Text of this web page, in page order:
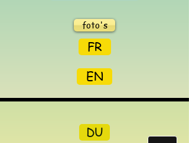
foto's
FR
EN
DU